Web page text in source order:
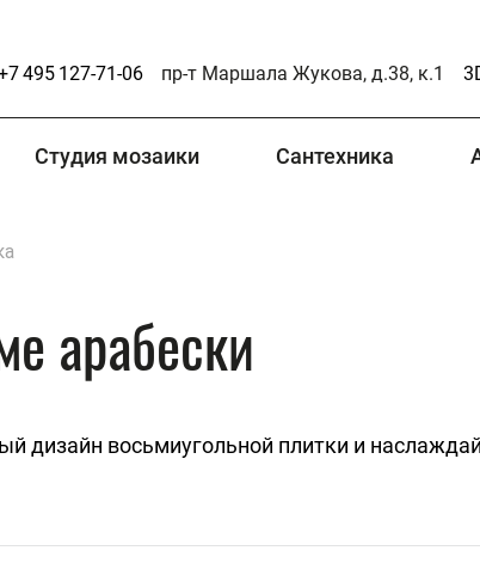
495 127-71-06 пр-т Маршала Жукова, д.38, к.1
Студия мозаики Сантехника
арабески
восьмиугольной плитки и